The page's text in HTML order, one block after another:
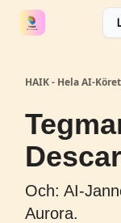
HAIK - Hela AI-Köret
Och: AI-
Aurora.